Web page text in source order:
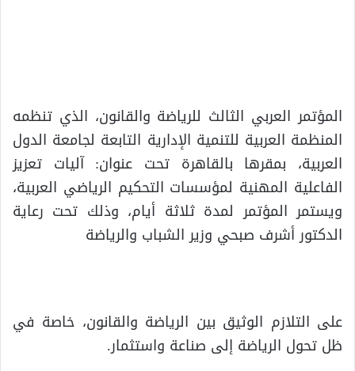
المؤتمر العربي الثالث للرياضة والقانون، الذي تنظمه
المنظمة العربية للتنمية الإدارية التابعة لجامعة الدول
العربية، بمقرها بالقاهرة تحت عنوان: آليات تعزيز
الفاعلية المهنية لمؤسسات التحكيم الرياضي العربية،
ويستمر المؤتمر لمدة ثلاثة أيام، وذلك تحت رعاية
الدكتور أشرف صبحي وزير الشباب والرياضة
على التلازم الوثيق بين الرياضة والقانون، خاصة في
ظل تحول الرياضة إلى صناعة واستثمار.